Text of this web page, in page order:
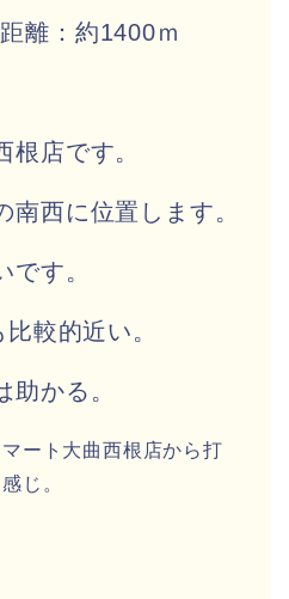
離：約1400ｍ
根店です。
南西に位置します。
です。
較的近い。
助かる。
ート大曲西根店から打
じ。